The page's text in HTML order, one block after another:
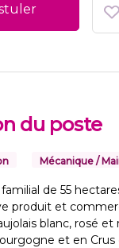
du poste
Mécanique /
de 55
produit et
blanc, rosé
et en Crus